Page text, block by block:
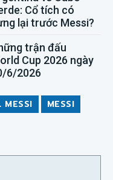
Cổ tích có
lại trước Messi?
trận đấu
Cup 2026 ngày
6/2026
MESSI
MESSI